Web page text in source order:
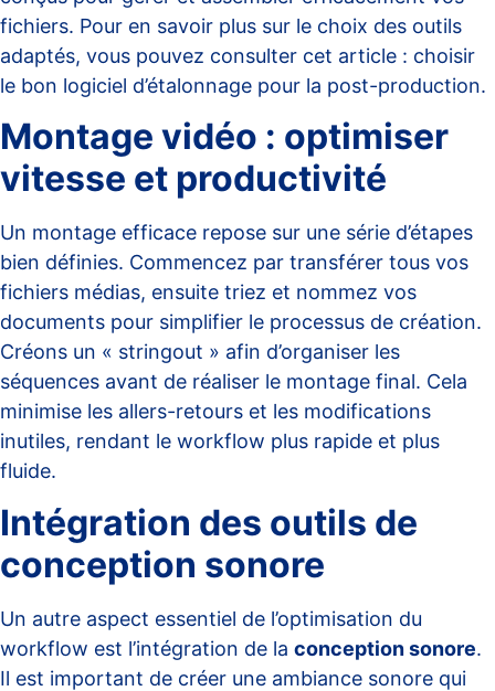
fichiers. Pour en savoir plus sur le choix des outils
adaptés, vous pouvez consulter cet article : choisir
le bon logiciel d’étalonnage pour la post-production.
Montage vidéo : optimiser
vitesse et productivité
Un montage efficace repose sur une série d’étapes
bien définies. Commencez par transférer tous vos
fichiers médias, ensuite triez et nommez vos
documents pour simplifier le processus de création.
Créons un « stringout » afin d’organiser les
séquences avant de réaliser le montage final. Cela
minimise les allers-retours et les modifications
inutiles, rendant le workflow plus rapide et plus
fluide.
Intégration des outils de
conception sonore
Un autre aspect essentiel de l’optimisation du
workflow est l’intégration de la conception sonore.
Il est important de créer une ambiance sonore qui